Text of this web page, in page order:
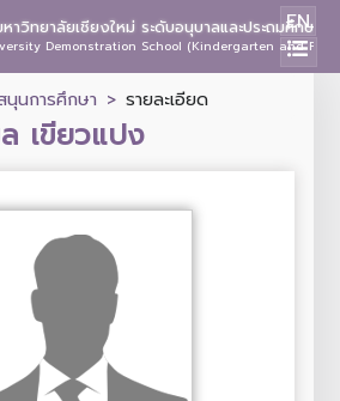
หาวิทยาลัยเชียงใหม่ ระดับอนุบาลและประถมศึกษา
Demonstration School (Kindergarten and
EN
นุนการศึกษา รายละเอียด
เขียวแปง